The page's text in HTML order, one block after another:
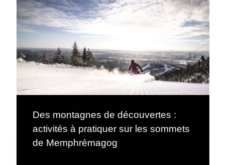
Des montagnes de découvertes :
activités à pratiquer sur les sommets
de Memphrémagog